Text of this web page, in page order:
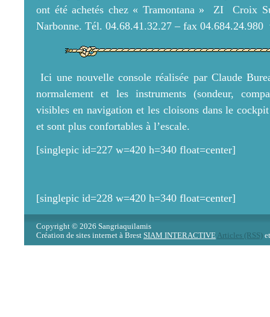
ont été achetés chez « Tramontana » ZI Croix
Narbonne. Tél. 04.68.41.32.27 – fax 04.684.24.980
Ici une nouvelle console réalisée par Claude
normalement et les instruments (sondeur,
visibles en navigation et les cloisons dans le
et sont plus confortables à l’escale.
[singlepic id=227 w=420 h=340 float=center]
[singlepic id=228 w=420 h=340 float=center]
Copyright © 2026 Sangriaquilamis
Création de sites internet à Brest SIAM INTERACTIVE Articles (RSS)